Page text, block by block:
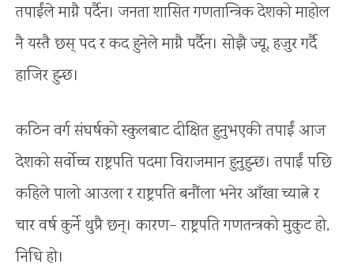
तपाईंले माग्नै पर्दैन। जनता शासित गणतान्त्रिक देशको माहोल
नै यस्तै छस् पद र कद हुनेले माग्नै पर्दैन। सोझै ज्यू, हजुर गर्दै
हाजिर हुन्छ।
कठिन वर्ग संघर्षको स्कुलबाट दीक्षित हुनुभएकी तपाईं आज
देशको सर्वोच्च राष्ट्रपति पदमा विराजमान हुनुहुन्छ। तपाईं पछि
कहिले पालो आउला र राष्ट्रपति बनौंला भनेर आँखा च्यात्ने र
चार वर्ष कुर्ने थुप्रै छन्। कारण– राष्ट्रपति गणतन्त्रको मुकुट हो,
निधि हो।